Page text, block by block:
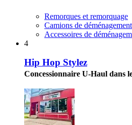
Remorques et remorquage
Camions de déménagement
Accessoires de
4
Hip Hop Stylez
Concessionnaire U-Haul dans